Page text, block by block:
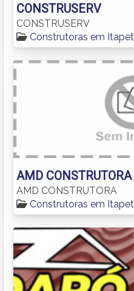
CONSTRUSERV
CONSTRUSERV
Construtoras em
AMD CONSTRUTORA
AMD CONSTRUTORA
Construtoras em